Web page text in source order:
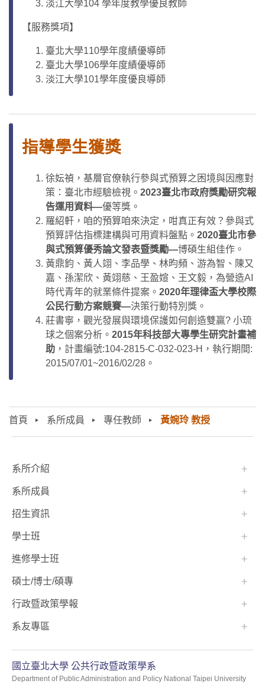
首頁 系所成員 專任教師 黃婉玲 教授
淡江大學104 學年度教學優良教師
【服務獎項】
臺北大學110學年度績優導師
臺北大學106學年度績優導師
淡江大學101學年度優良導師
指導學生獲獎
徐妘禎，基層官僚執行參與式預算之困境與因應對
策：臺北市經驗檢視。 2023臺北市政府獎勵研究報
告運用資料—優等獎。
羅紹軒 ， 咱的預算咱來決定，咁真正有效？參與式
預算評估指標建構與可用資料盤點 。 2020臺北市參
與式預算優秀論文發表暨獎勵—博碩生組佳作。
黃鼎鈞、黃人翊、李品學、林昀頻、游為智、陳又
嘉、孫潔欣、黃翊慈、王盈媗、王文毅，為營造AI
時代青年的就業條件提案。 2020年理律盃大學校際
公民行動方案競賽—決策行動特別獎。
莊書寧，觀光發展與環境保護如何創造雙贏? 小琉
球之個案分析。 2015年科技部大專學生研究計畫補
助 ，計畫編號:104-2815-C-032-023-H，執行期間:
2015/07/01~2016/02/28。
:::
國立臺北大學 公共行政暨政策學系
Department of Public Administration and Policy National Taipei University
系所介紹
系所成員
招生資訊
學士班⠀⠀
進修學士班
碩士/博士/碩專
行政暨政策學報
系友專區